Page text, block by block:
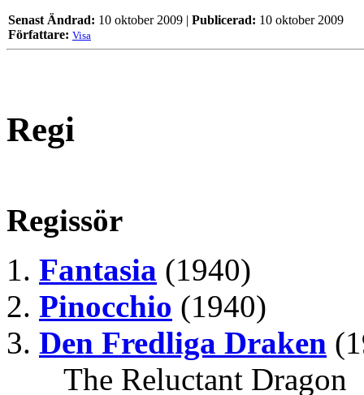
Senast Ändrad: 10 oktober 2009 | Publicerad: 10 oktober 2009
Författare: Visa
Regi
Regissör
Fantasia (1940)
Pinocchio (1940)
Den Fredliga Draken
The Reluctant Dragon